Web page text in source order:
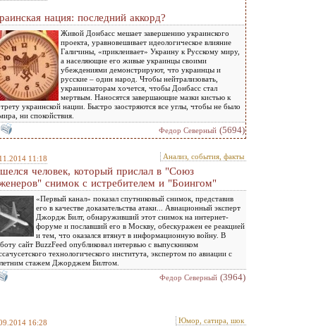
нация: последний аккорд?
Живой Донбасс мешает завершению украинского
проекта, уравновешивает идеологическое влияние
Галичины, «приклеивает» Украину к Русскому миру,
а населяющие его живые украинцы своими
убеждениями демонстрируют, что украинцы и
русские – один народ. Чтобы нейтрализовать,
украинизаторам хочется, чтобы Донбасс стал
мертвым. Наносятся завершающие мазки кистью к
украинской нации. Быстро заостряются все углы, чтобы не было
ни спокойствия.
Федор Северный (5694)
11:18 Анализ, события, факты
человек, который прислал в "Союз
снимок с истребителем и "Боингом"
«Первый канал» показал спутниковый снимок, представив
его в качестве доказательства атаки... Авиационный эксперт
Джордж Билт, обнаруживший этот снимок на интернет-
форуме и пославший его в Москву, обескуражен ее реакцией
и тем, что оказался втянут в информационную войну. В
сайт BuzzFeed опубликовал интервью с выпускником
технологического института, экспертом по авиации с
стажем Джорджем Билтом.
Федор Северный (3964)
16:28 Юмор, сатира, шок